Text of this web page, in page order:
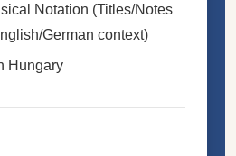
Notation (Titles/Notes
German context)
Hungary